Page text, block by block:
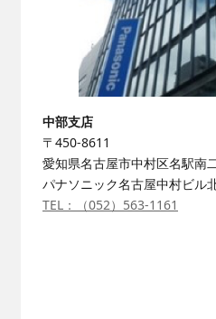
中部支店
〒450-8611
愛知県名古屋市中村区名駅南
パナソニック名古屋中村ビル
TEL：（052）563-1161